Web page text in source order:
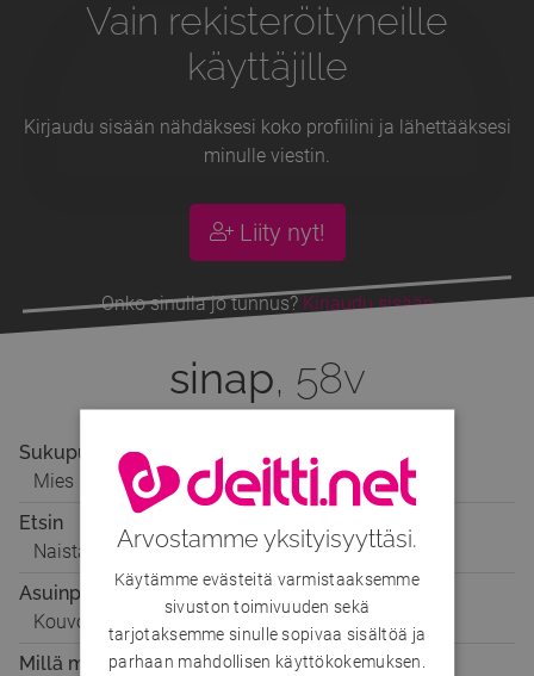
Vain rekisteröityneille
käyttäjille
Kirjaudu sisään nähdäksesi koko profiilini ja lähettääksesi
minulle viestin.
Liity nyt!
Onko sinulla jo tunnus? Kirjaudu sisään
sinap, 58v
Sukupuoli
Mies
Etsin
Naista
Asuinpaikka
Kouvola
Millä mielellä
Arvostamme yksityisyyttäsi.
Käytämme evästeitä varmistaaksemme
sivuston toimivuuden sekä
tarjotaksemme sinulle sopivaa sisältöä ja
parhaan mahdollisen käyttökokemuksen.